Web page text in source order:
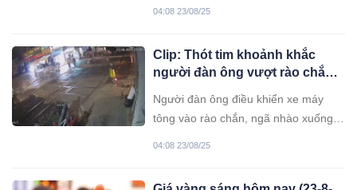
04:08 23/08/25
Clip: Thót tim khoảnh khắc
người đàn ông vượt rào chắn,
lao tới
Người đàn ông điều khiển xe máy
tông vào rào chắn, ngã nhào xuống
04:08 23/08/25